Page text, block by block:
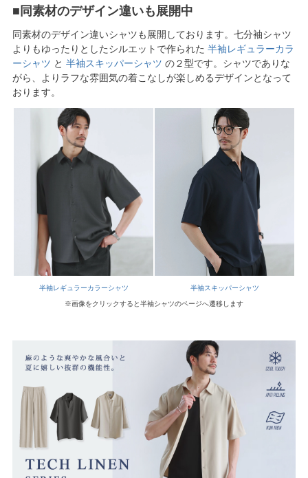
■同素材のデザイン違いも展開中
同素材のデザイン違いシャツも展開しております。七分袖シャツ
よりもゆったりとしたシルエットで作られた 半袖レギュラーカラ
ーシャツ と 半袖スキッパーシャツ の２型です。シャツでありな
がら、よりラフな雰囲気の着こなしが楽しめるデザインとなって
おります。
半袖レギュラーカラーシャツ 半袖スキッパーシャツ
※画像をクリックすると半袖シャツのページへ遷移します